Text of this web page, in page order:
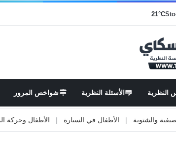
21°C
النظرية الأسئلة النظرية شواخص المرور
والشتوية | الأطفال في السيارة | الأطفال وحركة المرور